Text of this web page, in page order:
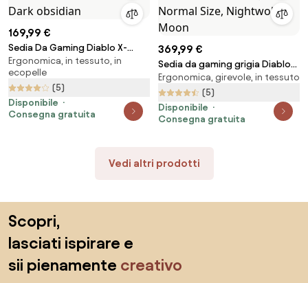
169,99 €
Sedia Da Gaming Diablo X-
Gamer 2.0 Normal Size: Dark
obsidian
Ergonomica, in tessuto, in
ecopelle
(5)
Disponibile
Consegna gratuita
369,99 €
Sedia da gaming grigia Diablo
X.One Prime, Normal Size,
Nightwolf Moon
Ergonomica, girevole, in tessuto
(5)
Disponibile
Consegna gratuita
Vedi altri prodotti
Scopri,
lasciati ispirare e
sii pienamente creativo